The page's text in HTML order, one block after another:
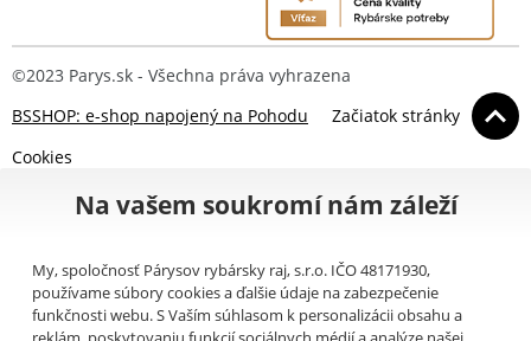
©2023 Parys.sk - Všechna práva vyhrazena
BSSHOP: e-shop napojený na Pohodu
Začiatok stránky
Cookies
Na vašem soukromí nám záleží
My, spoločnosť Párysov rybársky raj, s.r.o. IČO 48171930,
používame súbory cookies a ďalšie údaje na zabezpečenie
funkčnosti webu. S Vaším súhlasom k personalizácii obsahu a